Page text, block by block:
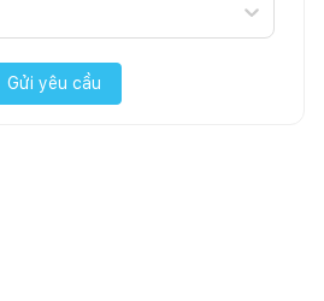
Gửi yêu cầu